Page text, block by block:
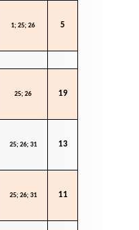
1; 25; 26 5
25; 26 19
25; 26; 31 13
25; 26; 31 11